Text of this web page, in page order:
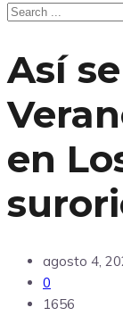
Así
en
agosto 4,
0
1656